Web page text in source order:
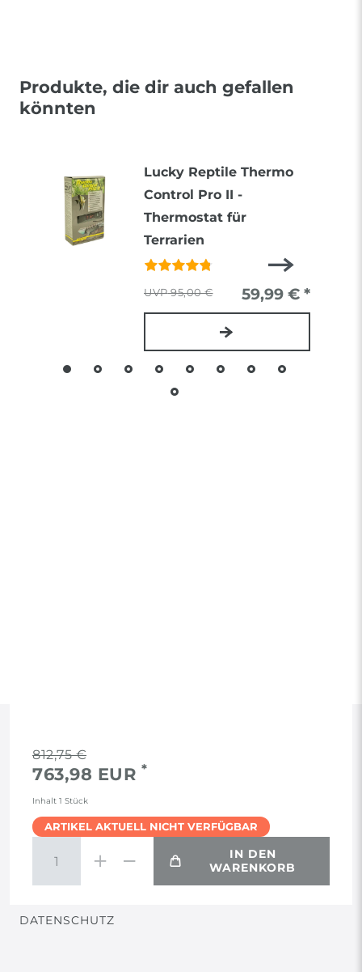
Produkte, die dir auch gefallen
könnten
Lucky Reptile Thermo
Control Pro II -
Thermostat für
Terrarien
95,00 € 59,99 € *
812,75 €
763,98 EUR *
Inhalt 1 Stück
ARTIKEL AKTUELL NICHT VERFÜGBAR
IN DEN
WARENKORB
RECHTLICHES
AGB
WIDERRUF
DATENSCHUTZ